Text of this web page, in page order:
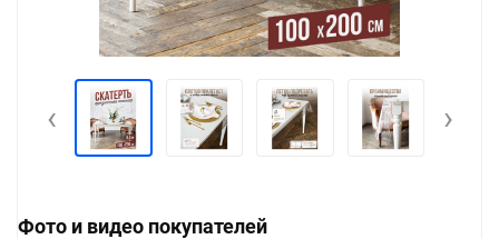
‹ ›
Фото и видео покупателей